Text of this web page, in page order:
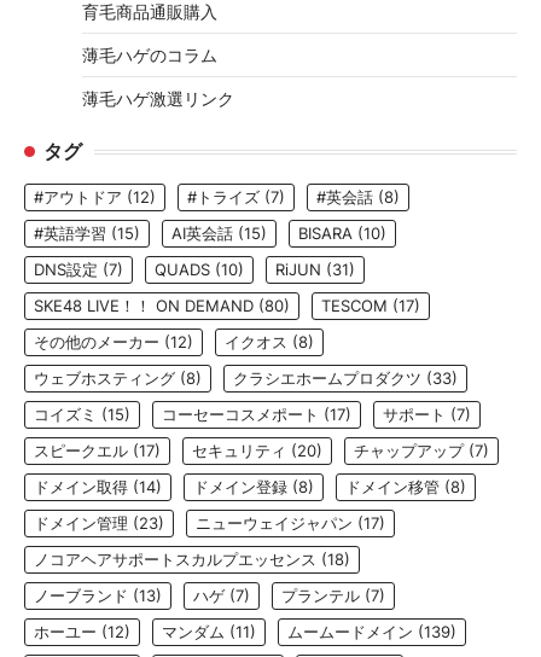
育毛商品通販購入
薄毛ハゲのコラム
薄毛ハゲ激選リンク
タグ
#アウトドア (12) #トライズ (7) #英会話 (8)
#英語学習 (15) AI英会話 (15) BISARA (10)
DNS設定 (7) QUADS (10) RiJUN (31)
SKE48 LIVE！！ ON DEMAND (80) TESCOM (17)
その他のメーカー (12) イクオス (8)
ウェブホスティング (8) クラシエホームプロダクツ (33)
コイズミ (15) コーセーコスメポート (17) サポート (7)
スピークエル (17) セキュリティ (20) チャップアップ(7)
ドメイン取得 (14) ドメイン登録 (8) ドメイン移管 (8)
ドメイン管理 (23) ニューウェイジャパン (17)
ノコアヘアサポートスカルプエッセンス (18)
ノーブランド (13) ハゲ (7) プランテル (7)
ホーユー (12) マンダム (11) ムームードメイン (139)